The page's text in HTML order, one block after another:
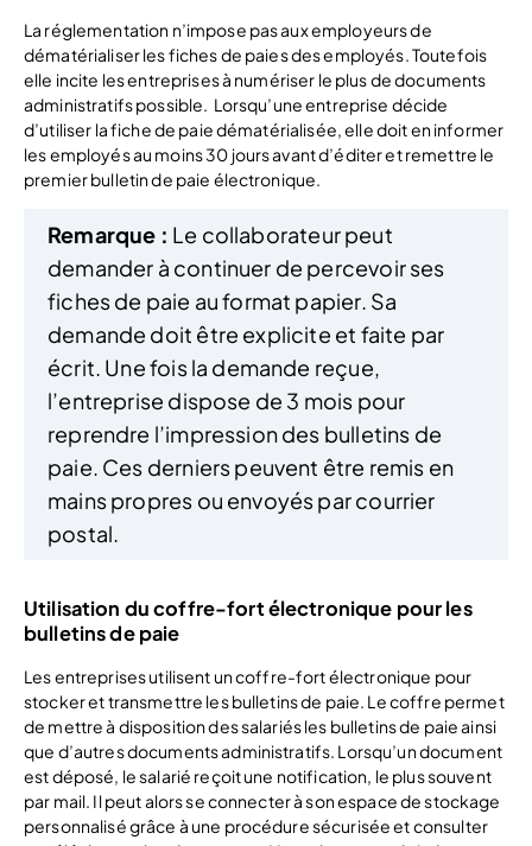
La réglementation n’impose pas aux employeurs de
dématérialiser les fiches de paies des employés. Toutefois
elle incite les entreprises à numériser le plus de documents
administratifs possible. Lorsqu’une entreprise décide
d’utiliser la fiche de paie dématérialisée, elle doit en informer
les employés au moins 30 jours avant d’éditer et remettre le
premier bulletin de paie électronique.
Remarque : Le collaborateur peut
demander à continuer de percevoir ses
fiches de paie au format papier. Sa
demande doit être explicite et faite par
écrit. Une fois la demande reçue,
l’entreprise dispose de 3 mois pour
reprendre l’impression des bulletins de
paie. Ces derniers peuvent être remis en
mains propres ou envoyés par courrier
postal.
Utilisation du coffre-fort électronique pour les
bulletins de paie
Les entreprises utilisent un coffre-fort électronique pour
stocker et transmettre les bulletins de paie. Le coffre permet
de mettre à disposition des salariés les bulletins de paie ainsi
que d’autres documents administratifs. Lorsqu’un document
est déposé, le salarié reçoit une notification, le plus souvent
par mail. Il peut alors se connecter à son espace de stockage
personnalisé grâce à une procédure sécurisée et consulter